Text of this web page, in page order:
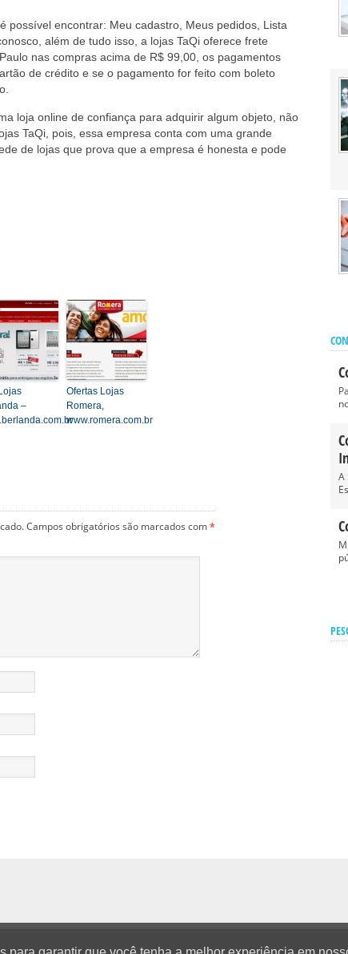
possível encontrar: Meu cadastro, Meus pedidos, Lista
além de tudo isso, a lojas TaQi oferece frete
nas compras acima de R$ 99,00, os pagamentos
de crédito e se o pagamento for feito com boleto
loja online de confiança para adquirir algum objeto, não
TaQi, pois, essa empresa conta com uma grande
de lojas que prova que a empresa é honesta e pode
–
Ofertas Lojas
Romera,
www.romera.com.br
Campos obrigatórios são marcados com*
A